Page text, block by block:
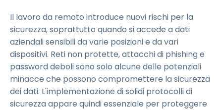
Il lavoro da remoto introduce nuovi rischi per la
sicurezza, soprattutto quando si accede a dati
aziendali sensibili da varie posizioni e da vari
dispositivi. Reti non protette, attacchi di phishing e
password deboli sono solo alcune delle potenziali
minacce che possono compromettere la sicurezza
dei dati. L'implementazione di solidi protocolli di
sicurezza appare quindi essenziale per proteggere